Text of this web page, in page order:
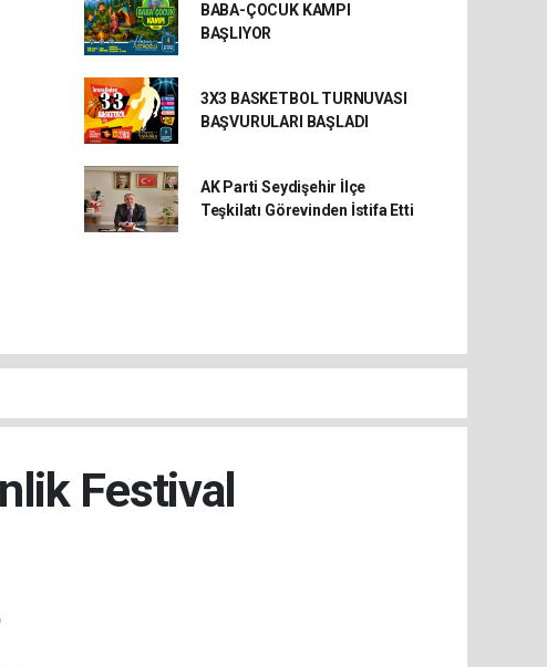
BABA-ÇOCUK KAMPI
BAŞLIYOR
3X3 BASKETBOL TURNUVASI
BAŞVURULARI BAŞLADI
AK Parti Seydişehir İlçe
Teşkilatı Görevinden İstifa Etti
Festival